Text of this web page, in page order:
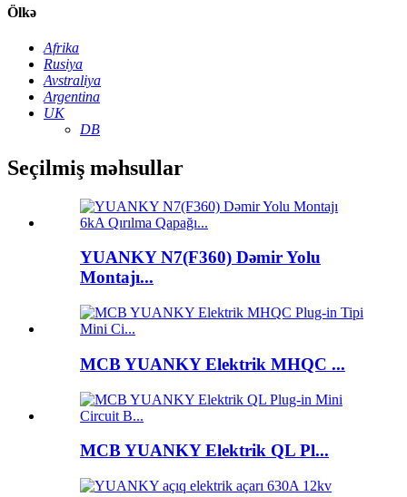
Ölkə
Afrika
Rusiya
Avstraliya
Argentina
UK
DB
Seçilmiş məhsullar
YUANKY N7(F360) Dəmir Yolu
Montajı...
MCB YUANKY Elektrik MHQC ...
MCB YUANKY Elektrik QL Pl...